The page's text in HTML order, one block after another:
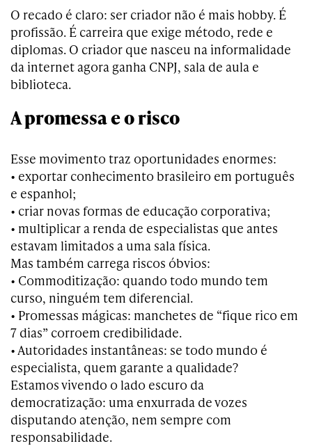
O recado é claro: ser criador não é mais hobby. É
profissão. É carreira que exige método, rede e
diplomas. O criador que nasceu na informalidade
da internet agora ganha CNPJ, sala de aula e
biblioteca.
A promessa e o risco
Esse movimento traz oportunidades enormes:
• exportar conhecimento brasileiro em português
e espanhol;
• criar novas formas de educação corporativa;
• multiplicar a renda de especialistas que antes
estavam limitados a uma sala física.
Mas também carrega riscos óbvios:
• Commoditização: quando todo mundo tem
curso, ninguém tem diferencial.
• Promessas mágicas: manchetes de “fique rico em
7 dias” corroem credibilidade.
• Autoridades instantâneas: se todo mundo é
especialista, quem garante a qualidade?
Estamos vivendo o lado escuro da
democratização: uma enxurrada de vozes
disputando atenção, nem sempre com
responsabilidade.